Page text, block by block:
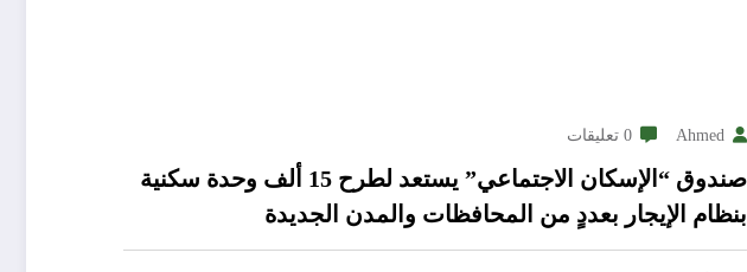
Ahmed 0 تعليقات
صندوق “الإسكان الاجتماعي” يستعد لطرح 15 ألف وحدة سكنية
بنظام الإيجار بعددٍ من المحافظات والمدن الجديدة